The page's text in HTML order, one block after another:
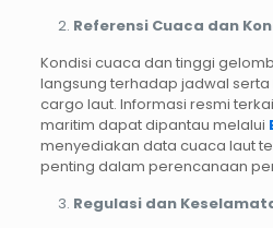
Referensi Cuaca dan
Kondisi cuaca dan tinggi
langsung terhadap jadwal
cargo laut. Informasi resmi
maritim dapat dipantau melalui
menyediakan data cuaca laut
penting dalam perencanaan
Regulasi dan